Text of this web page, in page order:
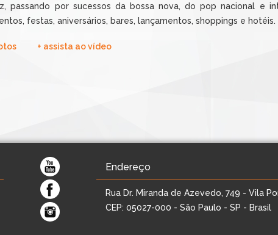
passando por sucessos da bossa nova, do pop nacional e
festas, aniversários, bares, lançamentos, shoppings e hotéis.
+ assista ao vídeo
Endereço
Rua Dr. Miranda de Azevedo, 749 - Vila
CEP: 05027-000 - São Paulo - SP - Brasil